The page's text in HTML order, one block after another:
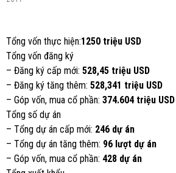
Tổng vốn thực hiện:1250 triệu USD
Tổng vốn đăng ký
– Đăng ký cấp mới: 528,45 triệu USD
– Đăng ký tăng thêm: 528,341 triệu USD
– Góp vốn, mua cổ phần: 374.604 triệu USD
Tổng số dự án
– Tổng dự án cấp mới: 246 dự án
– Tổng dự án tăng thêm: 96 lượt dự án
– Góp vốn, mua cổ phần: 428 dự án